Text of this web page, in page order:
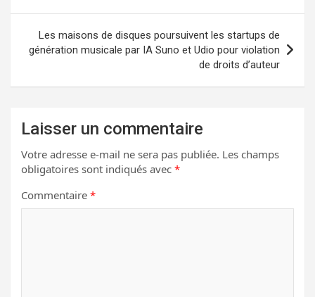
l’article
Les maisons de disques poursuivent les startups de
génération musicale par IA Suno et Udio pour violation
de droits d’auteur
Laisser un commentaire
Votre adresse e-mail ne sera pas publiée. Les champs
obligatoires sont indiqués avec *
Commentaire *